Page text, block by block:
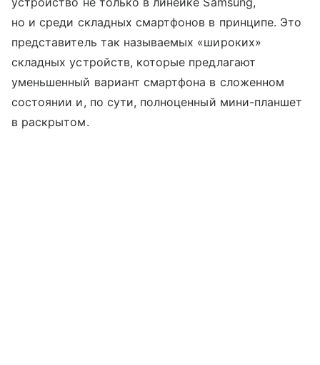
но и среди складных смартфонов в принципе. Это
представитель так называемых «широких»
складных устройств, которые предлагают
уменьшенный вариант смартфона в сложенном
состоянии и, по сути, полноценный мини-планшет
в раскрытом.